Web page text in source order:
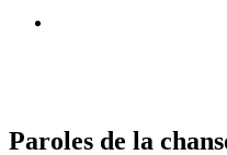
Paroles de la